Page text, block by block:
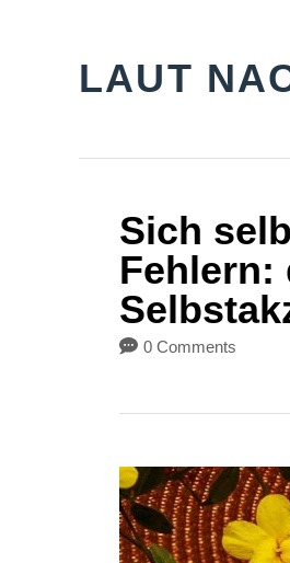
LAUT
Sich
Fehlern:
0 Comments